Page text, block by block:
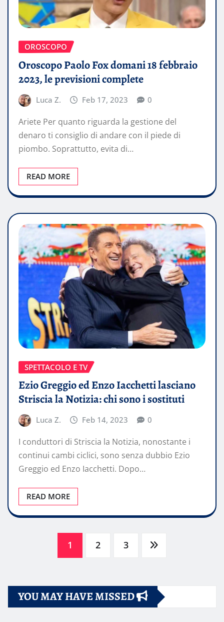
OROSCOPO
Oroscopo Paolo Fox domani 18 febbraio
2023, le previsioni complete
Luca Z. Feb 17, 2023 0
Ariete Per quanto riguarda la gestione del
denaro ti consiglio di andare con il piede di
piombo. Soprattutto, evita di…
READ MORE
SPETTACOLO E TV
Ezio Greggio ed Enzo Iacchetti lasciano
Striscia la Notizia: chi sono i sostituti
Luca Z. Feb 14, 2023 0
I conduttori di Striscia la Notizia, nonostante i
continui cambi ciclici, sono senza dubbio Ezio
Greggio ed Enzo Iacchetti. Dopo…
READ MORE
Paginazione
articoli
1 2 3
YOU MAY HAVE MISSED